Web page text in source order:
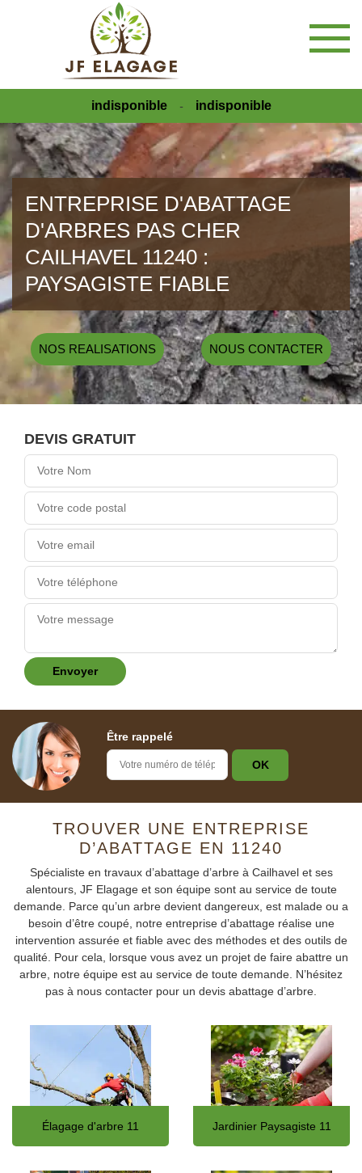
indisponible - indisponible
ENTREPRISE D'ABATTAGE
D'ARBRES PAS CHER
CAILHAVEL 11240 :
PAYSAGISTE FIABLE
NOS REALISATIONS NOUS CONTACTER
DEVIS GRATUIT
Être rappelé
TROUVER UNE ENTREPRISE
D’ABATTAGE EN 11240
Spécialiste en travaux d’abattage d’arbre à Cailhavel et ses
alentours, JF Elagage et son équipe sont au service de toute
demande. Parce qu’un arbre devient dangereux, est malade ou a
besoin d’être coupé, notre entreprise d’abattage réalise une
intervention assurée et fiable avec des méthodes et des outils de
qualité. Pour cela, lorsque vous avez un projet de faire abattre un
arbre, notre équipe est au service de toute demande. N’hésitez
pas à nous contacter pour un devis abattage d’arbre.
Élagage d'arbre 11 Jardinier Paysagiste 11